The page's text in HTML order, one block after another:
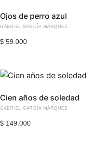
Ojos de perro azul
GABRIEL GARCÍA MÁRQUEZ
$ 59.000
Cien años de soledad
GABRIEL GARCÍA MÁRQUEZ
$ 149.000